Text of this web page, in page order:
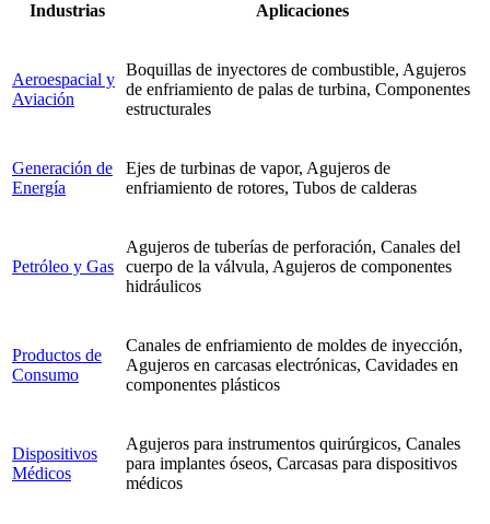
Industrias Aplicaciones
Aeroespacial y
Aviación
Boquillas de inyectores de combustible, Agujeros
de enfriamiento de palas de turbina, Componentes
estructurales
Generación de
Energía
Ejes de turbinas de vapor, Agujeros de
enfriamiento de rotores, Tubos de calderas
Petróleo y Gas
Agujeros de tuberías de perforación, Canales del
cuerpo de la válvula, Agujeros de componentes
hidráulicos
Productos de
Consumo
Canales de enfriamiento de moldes de inyección,
Agujeros en carcasas electrónicas, Cavidades en
componentes plásticos
Dispositivos
Médicos
Agujeros para instrumentos quirúrgicos, Canales
para implantes óseos, Carcasas para dispositivos
médicos